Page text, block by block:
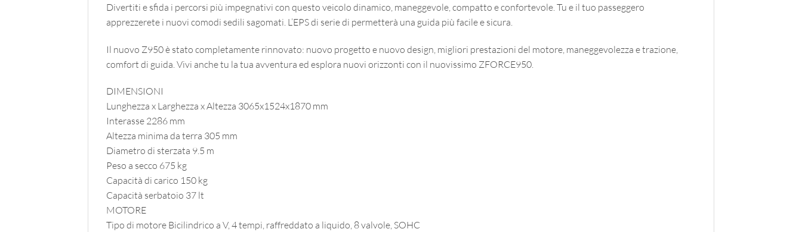
Divertiti e sfida i percorsi più impegnativi con questo veicolo dinamico, maneggevole, compatto e confortevole. Tu e il tuo passeggero
apprezzerete i nuovi comodi sedili sagomati. L’EPS di serie di permetterà una guida più facile e sicura.
Il nuovo Z950 è stato completamente rinnovato: nuovo progetto e nuovo design, migliori prestazioni del motore, maneggevolezza e trazione,
comfort di guida. Vivi anche tu la tua avventura ed esplora nuovi orizzonti con il nuovissimo ZFORCE950.
DIMENSIONI
Lunghezza x Larghezza x Altezza 3065x1524x1870 mm
Interasse 2286 mm
Altezza minima da terra 305 mm
Diametro di sterzata 9.5 m
Peso a secco 675 kg
Capacità di carico 150 kg
Capacità serbatoio 37 lt
MOTORE
Tipo di motore Bicilindrico a V, 4 tempi, raffreddato a liquido, 8 valvole, SOHC